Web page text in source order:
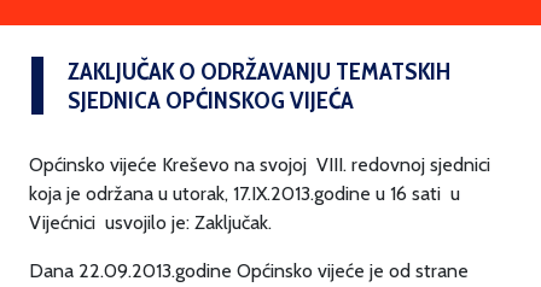
ZAKLJUČAK O ODRŽAVANJU TEMATSKIH
SJEDNICA OPĆINSKOG VIJEĆA
Općinsko vijeće Kreševo na svojoj VIII. redovnoj sjednici
koja je održana u utorak, 17.IX.2013.godine u 16 sati u
Vijećnici usvojilo je: Zaključak.
Dana 22.09.2013.godine Općinsko vijeće je od strane